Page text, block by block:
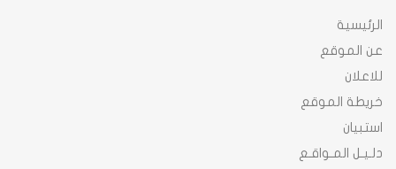
الرئيسية
عن الموقع
للاعلان
خريطة الموقع
استبيان
دلـيـل المـواقـع